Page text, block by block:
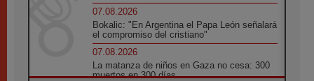
07.08.2026
Bokalic: "En Argentina el Papa León señalará
el compromiso del cristiano"
07.08.2026
La matanza de niños en Gaza no cesa: 300
muertos en 300 días